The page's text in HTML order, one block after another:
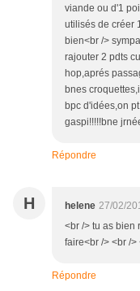
viande ou d'1
utilisés de créer
bien<br />
rajouter 2 pdts
hop,aprés
bnes
bpc d'idées,on
gaspi!!!!!bne
Répondre
H helene 27/02/
<br /> tu as bien
faire<br /> <br /
Répondre